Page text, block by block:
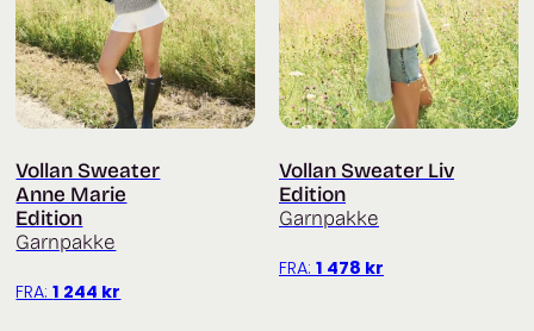
Vollan Sweater
Anne Marie
Edition
Garnpakke
FRA:1 244 kr
Vollan Sweater Liv
Edition
Garnpakke
FRA: 1 478 kr